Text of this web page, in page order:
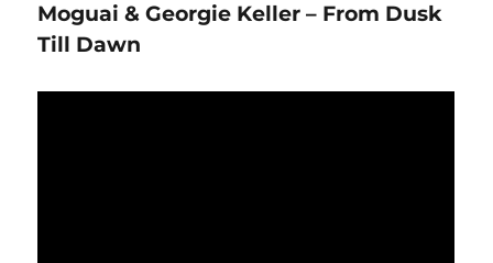
Moguai & Georgie Keller – From Dusk
Till Dawn